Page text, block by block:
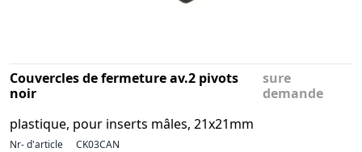
Couvercles de fermeture av.2 pivots
noir
plastique, pour inserts mâles, 21x21mm
sure
demande
Nr- d'article CK03CAN